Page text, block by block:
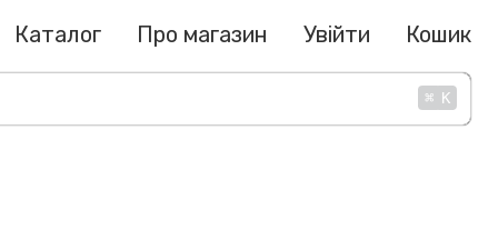
Каталог Про магазин Увійти Кошик
⌘ K